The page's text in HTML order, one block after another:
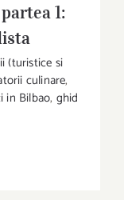
revelatia
1:
(turistice si
culinare,
in Bilbao, ghid